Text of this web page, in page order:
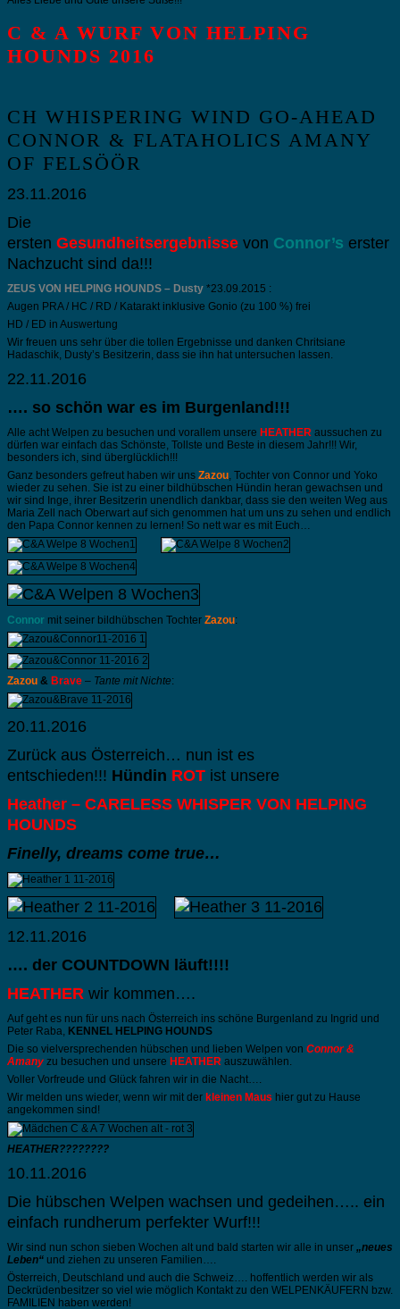
C & A WURF VON HELPING
HOUNDS 2016
CH WHISPERING WIND GO-AHEAD
CONNOR & FLATAHOLICS AMANY
OF FELSÖÖR
23.11.2016
Die
ersten Gesundheitsergebnisse von Connor’s erster
Nachzucht sind da!!!
ZEUS VON HELPING HOUNDS – Dusty *23.09.2015 :
Augen PRA / HC / RD / Katarakt inklusive Gonio (zu 100 %) frei
HD / ED in Auswertung
Wir freuen uns sehr über die tollen Ergebnisse und danken Chritsiane
Hadaschik, Dusty’s Besitzerin, dass sie ihn hat untersuchen lassen.
22.11.2016
…. so schön war es im Burgenland!!!
Alle acht Welpen zu besuchen und vorallem unsere HEATHER aussuchen zu
dürfen war einfach das Schönste, Tollste und Beste in diesem Jahr!!! Wir,
besonders ich, sind überglücklich!!!
Ganz besonders gefreut haben wir uns Zazou, Tochter von Connor und Yoko
wieder zu sehen. Sie ist zu einer bildhübschen Hündin heran gewachsen und
wir sind Inge, ihrer Besitzerin unendlich dankbar, dass sie den weiten Weg aus
Maria Zell nach Oberwart auf sich genommen hat um uns zu sehen und endlich
den Papa Connor kennen zu lernen! So nett war es mit Euch…
Connor mit seiner bildhübschen Tochter Zazou:
Zazou & Brave – Tante mit Nichte:
20.11.2016
Zurück aus Österreich… nun ist es
entschieden!!! Hündin ROT ist unsere
Heather – CARELESS WHISPER VON HELPING
HOUNDS
Finelly, dreams come true…
12.11.2016
…. der COUNTDOWN läuft!!!!
HEATHER wir kommen….
Auf geht es nun für uns nach Österreich ins schöne Burgenland zu Ingrid und
Peter Raba, KENNEL HELPING HOUNDS
Die so vielversprechenden hübschen und lieben Welpen von Connor &
Amany zu besuchen und unsere HEATHER auszuwählen.
Voller Vorfreude und Glück fahren wir in die Nacht….
Wir melden uns wieder, wenn wir mit der kleinen Maus hier gut zu Hause
angekommen sind!
HEATHER????????
10.11.2016
Die hübschen Welpen wachsen und gedeihen….. ein
einfach rundherum perfekter Wurf!!!
Wir sind nun schon sieben Wochen alt und bald starten wir alle in unser „neues
Leben“ und ziehen zu unseren Familien….
Österreich, Deutschland und auch die Schweiz…. hoffentlich werden wir als
Deckrüdenbesitzer so viel wie möglich Kontakt zu den WELPENKÄUFERN bzw.
FAMILIEN haben werden!